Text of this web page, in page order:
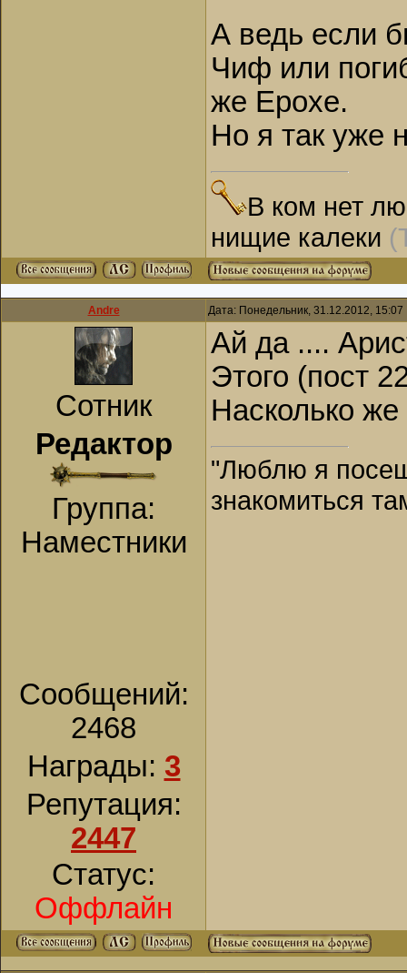
ценную вещь –
женщины
он его еще
оказалось без
кладовке.
Пряслице
десять лет,
ценных советов
высказалась
сочтемся, при
характер,
прошествии
А ведь если
Чиф или
же Ерохе.
Но я так уже
В ком нет
нищие калеки
Andre Дата: Понедельник, 31.12.2012,
Сотник
Редактор
Группа:
Наместники
Сообщений:
2468
Награды: 3
Репутация:
2447
Статус:
Оффлайн
Ай да ....
Этого (пост
Насколько
"Люблю я
знакомиться